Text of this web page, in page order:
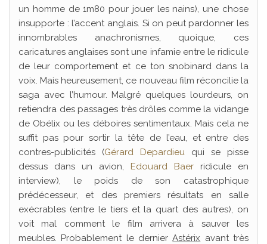
un homme de 1m80 pour jouer les nains), une chose
insupporte : l’accent anglais. Si on peut pardonner les
innombrables anachronismes, quoique, ces
caricatures anglaises sont une infamie entre le ridicule
de leur comportement et ce ton snobinard dans la
voix. Mais heureusement, ce nouveau film réconcilie la
saga avec l’humour. Malgré quelques lourdeurs, on
retiendra des passages très drôles comme la vidange
de Obélix ou les déboires sentimentaux. Mais cela ne
suffit pas pour sortir la tête de l’eau, et entre des
contres-publicités (Gérard Depardieu qui se pisse
dessus dans un avion, Edouard Baer ridicule en
interview), le poids de son catastrophique
prédécesseur, et des premiers résultats en salle
exécrables (entre le tiers et la quart des autres), on
voit mal comment le film arrivera à sauver les
meubles. Probablement le dernierAstérix avant très